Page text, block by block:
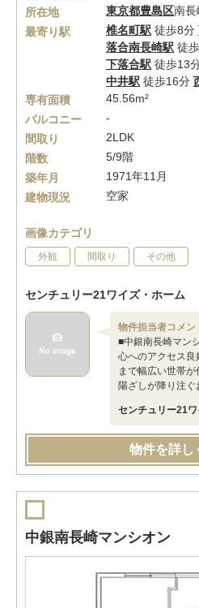
所在地 東京都豊島区南長
最寄り駅
椎名町駅 徒歩8分
落合南長崎駅 徒
下落合駅 徒歩13
中井駅 徒歩16分
専有面積
45.56m²
バルコニー
-
間取り
2LDK
階数
5/9階
築年月
1971年11月
建物現況
空家
画像カテゴリ
外観 間取り その他
センチュリー21ワイズ・ホーム
物件担当者コメン
■中銀南長崎マン
心へのアクセス良
まで幅広い世帯
陽ざしが降り注ぐ
センチュリー21
物件を詳し
中銀南長崎マンシオン